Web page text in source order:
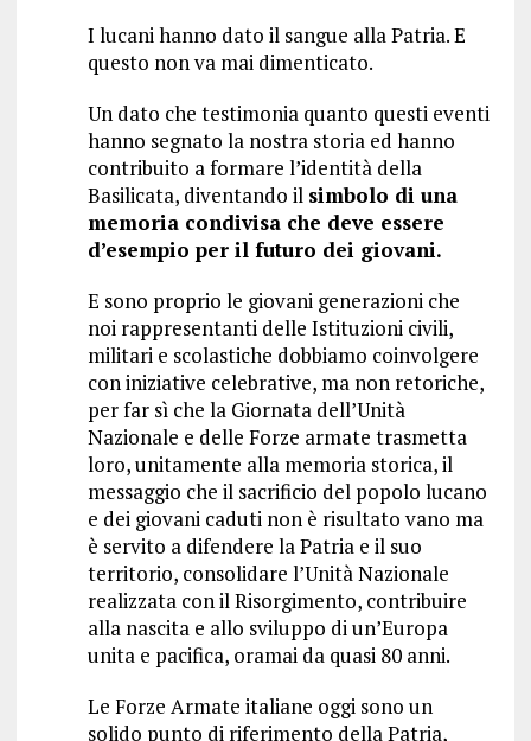
I lucani hanno dato il sangue alla Patria. E
questo non va mai dimenticato.
Un dato che testimonia quanto questi eventi
hanno segnato la nostra storia ed hanno
contribuito a formare l’identità della
Basilicata, diventando il simbolo di una
memoria condivisa che deve essere
d’esempio per il futuro dei giovani.
E sono proprio le giovani generazioni che
noi rappresentanti delle Istituzioni civili,
militari e scolastiche dobbiamo coinvolgere
con iniziative celebrative, ma non retoriche,
per far sì che la Giornata dell’Unità
Nazionale e delle Forze armate trasmetta
loro, unitamente alla memoria storica, il
messaggio che il sacrificio del popolo lucano
e dei giovani caduti non è risultato vano ma
è servito a difendere la Patria e il suo
territorio, consolidare l’Unità Nazionale
realizzata con il Risorgimento, contribuire
alla nascita e allo sviluppo di un’Europa
unita e pacifica, oramai da quasi 80 anni.
Le Forze Armate italiane oggi sono un
solido punto di riferimento della Patria,